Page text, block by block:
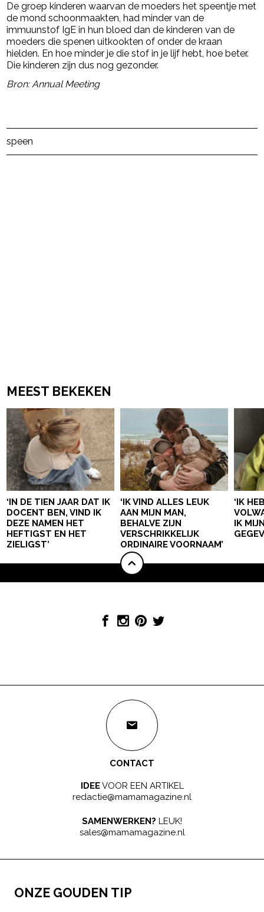
De groep kinderen waarvan de moeders het speentje met
de mond schoonmaakten, had minder van de
immuunstof IgE in hun bloed dan de kinderen van de
moeders die spenen uitkookten of onder de kraan
hielden. En hoe minder je die stof in je lijf hebt, hoe beter.
Die kinderen zijn dus nog gezonder.
Bron: Annual Meeting
speen
MEEST BEKEKEN
‘IN DE TIEN JAAR DAT IK
DOCENT BEN, VIND IK
DEZE NAMEN HET
HEFTIGST EN HET
ZIELIGST’
‘IK VIND ALLES LEUK
AAN MIJN MAN,
BEHALVE ZIJN
VERSCHRIKKELIJK
ORDINAIRE VOORNAAM’
‘IK
IK
CONTACT
IDEEVOOR EEN ARTIKEL
redactie@mamamagazine.nl
SAMENWERKEN? LEUK!
sales@mamamagazine.nl
ONZE GOUDEN TIP